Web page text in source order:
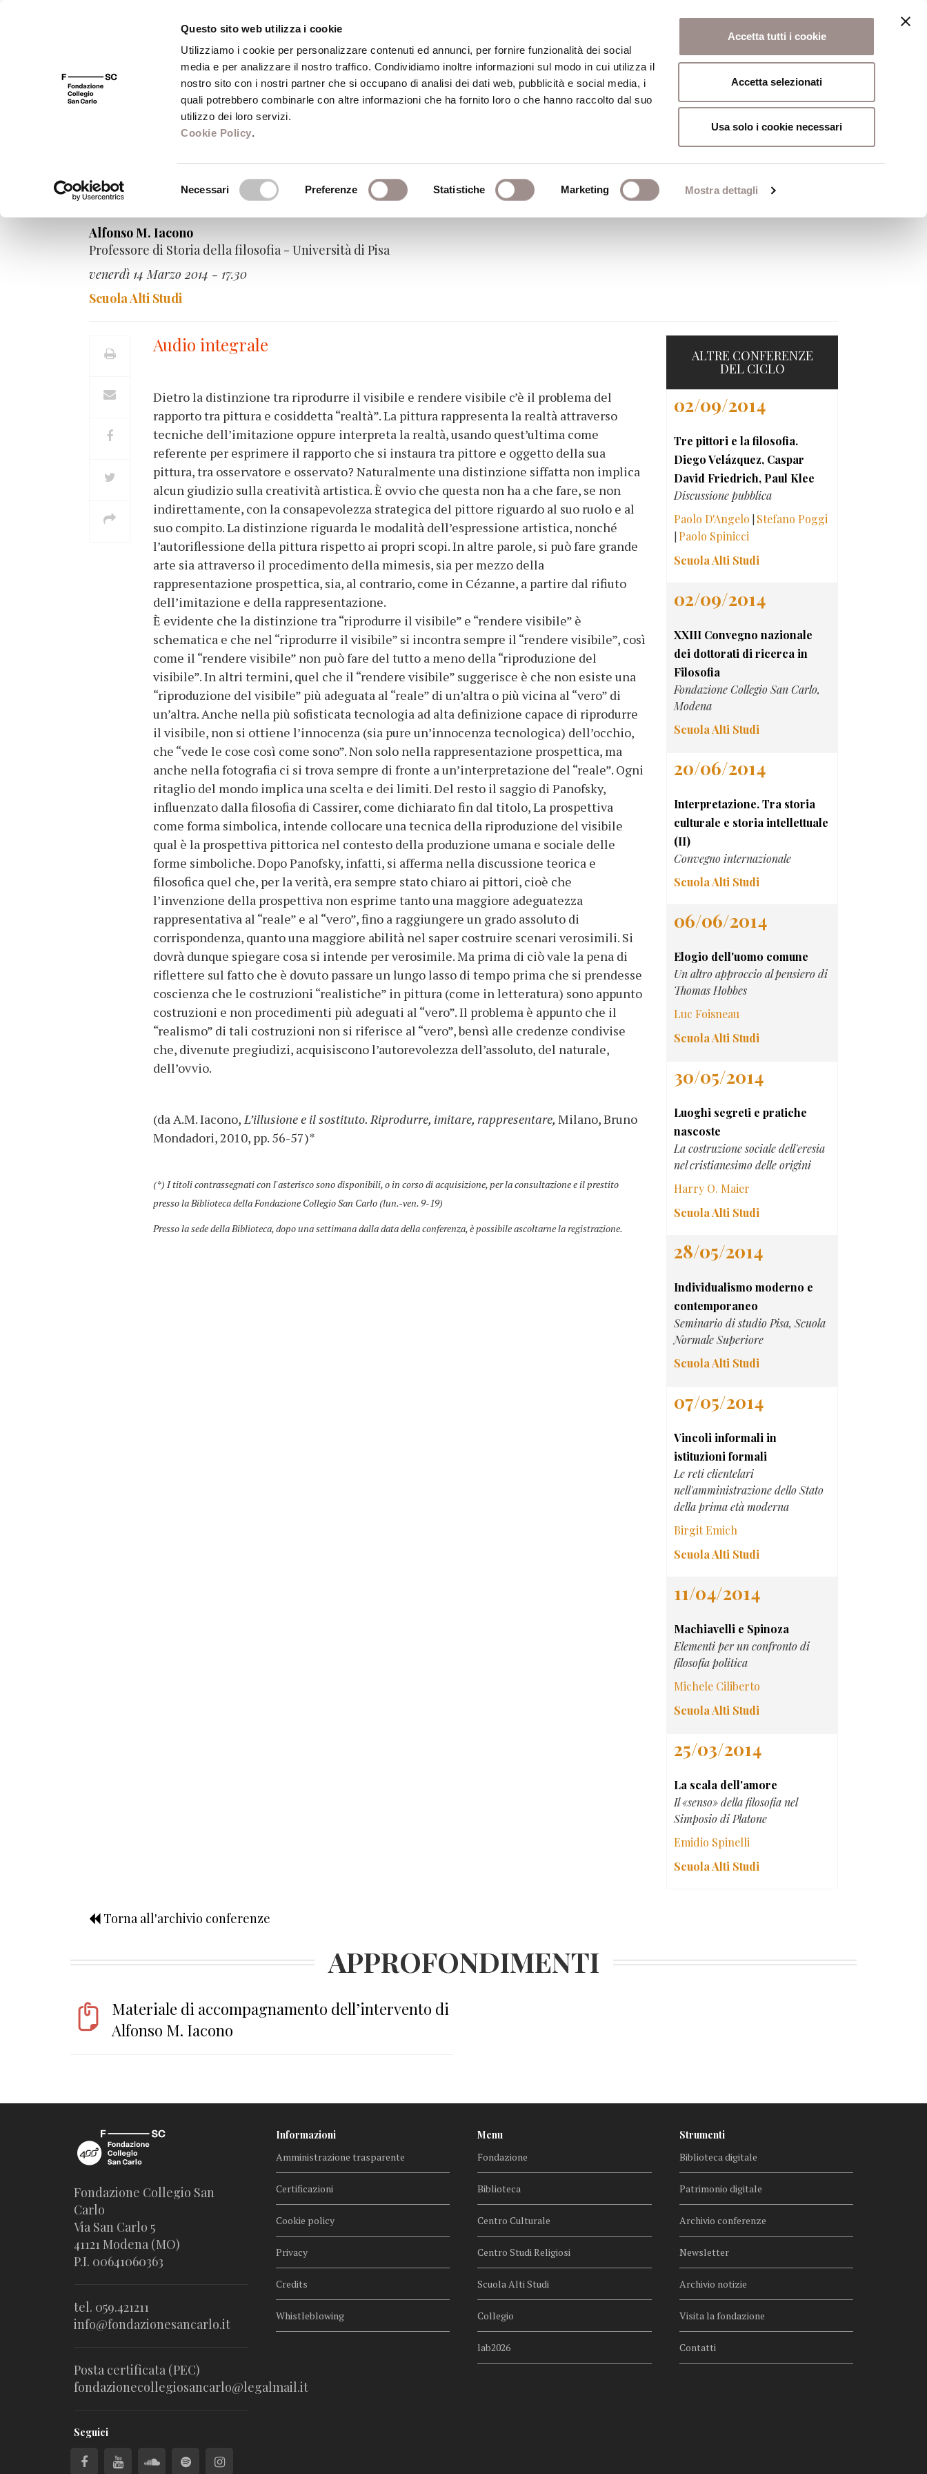
Questo sito web utilizza i cookie
Utilizziamo i cookie per personalizzare contenuti ed annunci, per fornire funzionalità dei social
media e per analizzare il nostro traffico. Condividiamo inoltre informazioni sul modo in cui utilizza il
nostro sito con i nostri partner che si occupano di analisi dei dati web, pubblicità e social media, i
quali potrebbero combinarle con altre informazioni che ha fornito loro o che hanno raccolto dal suo
utilizzo dei loro servizi.
Cookie Policy.
Necessari Preferenze Statistiche Marketing Mostra dettagli
Accetta tutti i cookie
Accetta selezionati
Usa solo i cookie necessari
FSC 400 Fondazione Biblioteca Centro Culturale Centro Studi Religiosi Scuola Alti Studi
Le conferenze della Scuola 2014
Il non finito nell'arte e il dubbio della mente
Alfonso M. Iacono
Professore di Storia della filosofia - Università di Pisa
venerdì 14 Marzo 2014 - 17.30
Scuola Alti Studi
Audio integrale
Dietro la distinzione tra riprodurre il visibile e rendere visibile c’è il problema del
rapporto tra pittura e cosiddetta “realtà”. La pittura rappresenta la realtà attraverso
tecniche dell’imitazione oppure interpreta la realtà, usando quest’ultima come
referente per esprimere il rapporto che si instaura tra pittore e oggetto della sua
pittura, tra osservatore e osservato? Naturalmente una distinzione siffatta non implica
alcun giudizio sulla creatività artistica. È ovvio che questa non ha a che fare, se non
indirettamente, con la consapevolezza strategica del pittore riguardo al suo ruolo e al
suo compito. La distinzione riguarda le modalità dell’espressione artistica, nonché
l’autoriflessione della pittura rispetto ai propri scopi. In altre parole, si può fare grande
arte sia attraverso il procedimento della mimesis, sia per mezzo della
rappresentazione prospettica, sia, al contrario, come in Cézanne, a partire dal rifiuto
dell’imitazione e della rappresentazione.
È evidente che la distinzione tra “riprodurre il visibile” e “rendere visibile” è
schematica e che nel “riprodurre il visibile” si incontra sempre il “rendere visibile”, così
come il “rendere visibile” non può fare del tutto a meno della “riproduzione del
visibile”. In altri termini, quel che il “rendere visibile” suggerisce è che non esiste una
“riproduzione del visibile” più adeguata al “reale” di un’altra o più vicina al “vero” di
un’altra. Anche nella più sofisticata tecnologia ad alta definizione capace di riprodurre
il visibile, non si ottiene l’innocenza (sia pure un’innocenza tecnologica) dell’occhio,
che “vede le cose così come sono”. Non solo nella rappresentazione prospettica, ma
anche nella fotografia ci si trova sempre di fronte a un’interpretazione del “reale”. Ogni
ritaglio del mondo implica una scelta e dei limiti. Del resto il saggio di Panofsky,
influenzato dalla filosofia di Cassirer, come dichiarato fin dal titolo, La prospettiva
come forma simbolica, intende collocare una tecnica della riproduzione del visibile
qual è la prospettiva pittorica nel contesto della produzione umana e sociale delle
forme simboliche. Dopo Panofsky, infatti, si afferma nella discussione teorica e
filosofica quel che, per la verità, era sempre stato chiaro ai pittori, cioè che
l’invenzione della prospettiva non esprime tanto una maggiore adeguatezza
rappresentativa al “reale” e al “vero”, fino a raggiungere un grado assoluto di
corrispondenza, quanto una maggiore abilità nel saper costruire scenari verosimili. Si
dovrà dunque spiegare cosa si intende per verosimile. Ma prima di ciò vale la pena di
riflettere sul fatto che è dovuto passare un lungo lasso di tempo prima che si prendesse
coscienza che le costruzioni “realistiche” in pittura (come in letteratura) sono appunto
costruzioni e non procedimenti più adeguati al “vero”. Il problema è appunto che il
“realismo” di tali costruzioni non si riferisce al “vero”, bensì alle credenze condivise
che, divenute pregiudizi, acquisiscono l’autorevolezza dell’assoluto, del naturale,
dell’ovvio.
(da A.M. Iacono,L’illusione e il sostituto. Riprodurre, imitare, rappresentare, Milano, Bruno
Mondadori, 2010, pp. 56-57)*
(*) I titoli contrassegnati con l'asterisco sono disponibili, o in corso di acquisizione, per la consultazione e il prestito
presso la Biblioteca della Fondazione Collegio San Carlo (lun.-ven. 9-19)
Presso la sede della Biblioteca, dopo una settimana dalla data della conferenza, è possibile ascoltarne la registrazione.
ALTRE CONFERENZE
DEL CICLO
02/09/2014
Tre pittori e la filosofia.
Diego Velázquez, Caspar
David Friedrich, Paul Klee
Discussione pubblica
Paolo D'Angelo Stefano Poggi
Paolo Spinicci
Scuola Alti Studi
02/09/2014
XXIII Convegno nazionale
dei dottorati di ricerca in
Filosofia
Fondazione Collegio San Carlo,
Modena
Scuola Alti Studi
20/06/2014
Interpretazione. Tra storia
culturale e storia intellettuale
(II)
Convegno internazionale
Scuola Alti Studi
06/06/2014
Elogio dell'uomo comune
Un altro approccio al pensiero di
Thomas Hobbes
Luc Foisneau
Scuola Alti Studi
30/05/2014
Luoghi segreti e pratiche
nascoste
La costruzione sociale dell'eresia
nel cristianesimo delle origini
Harry O. Maier
Scuola Alti Studi
28/05/2014
Individualismo moderno e
contemporaneo
Seminario di studio Pisa, Scuola
Normale Superiore
Scuola Alti Studi
07/05/2014
Vincoli informali in
istituzioni formali
Le reti clientelari
nell'amministrazione dello Stato
della prima età moderna
Birgit Emich
Scuola Alti Studi
11/04/2014
Machiavelli e Spinoza
Elementi per un confronto di
filosofia politica
Michele Ciliberto
Scuola Alti Studi
25/03/2014
La scala dell'amore
Il «senso» della filosofia nel
Simposio di Platone
Emidio Spinelli
Scuola Alti Studi
Torna all'archivio conferenze
APPROFONDIMENTI
Materiale di accompagnamento dell’intervento di
Alfonso M. Iacono
Fondazione Collegio San
Carlo
Via San Carlo 5
41121 Modena (MO)
P.I. 00641060363
tel. 059.421211
info@fondazionesancarlo.it
Posta certificata (PEC)
fondazionecollegiosancarlo@legalmail.it
Seguici
Informazioni
Amministrazione trasparente
Certificazioni
Cookie policy
Privacy
Credits
Whistleblowing
Menu
Fondazione
Biblioteca
Centro Culturale
Centro Studi Religiosi
Scuola Alti Studi
Collegio
lab2026
Strumenti
Biblioteca digitale
Patrimonio digitale
Archivio conferenze
Newsletter
Archivio notizie
Visita la fondazione
Contatti